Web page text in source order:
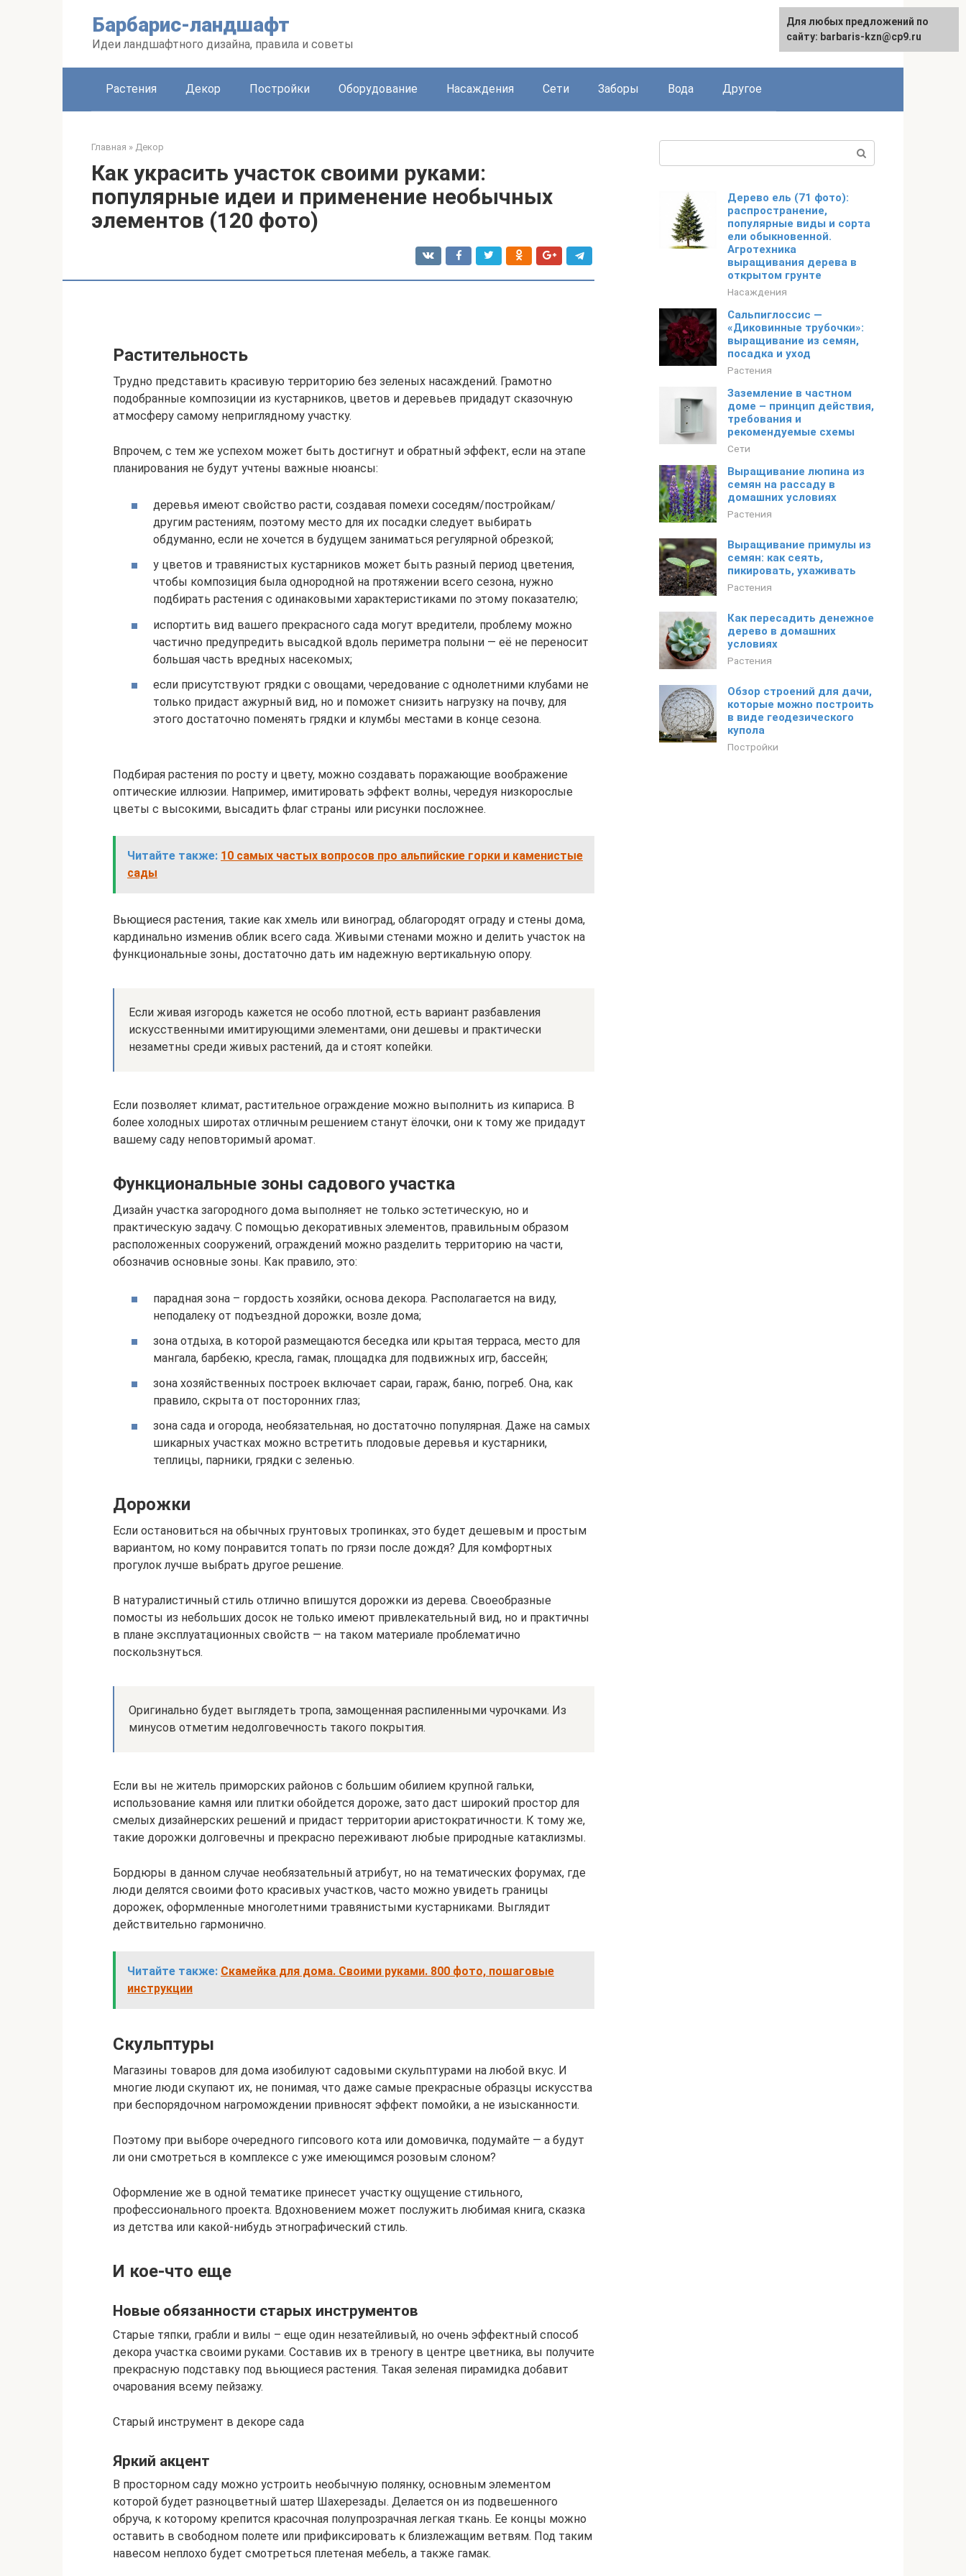
Барбарис-ландшафт
Идеи ландшафтного дизайна, правила и советы
Растения Декор Постройки Оборудование Насаждения Сети Заборы Вода Другое
Главная » Декор
Как украсить участок своими руками:
популярные идеи и применение необычных
элементов (120 фото)
Растительность
Трудно представить красивую территорию без зеленых насаждений. Грамотно
подобранные композиции из кустарников, цветов и деревьев придадут сказочную
атмосферу самому неприглядному участку.
Впрочем, с тем же успехом может быть достигнут и обратный эффект, если на этапе
планирования не будут учтены важные нюансы:
деревья имеют свойство расти, создавая помехи соседям/постройкам/
другим растениям, поэтому место для их посадки следует выбирать
обдуманно, если не хочется в будущем заниматься регулярной обрезкой;
у цветов и травянистых кустарников может быть разный период цветения,
чтобы композиция была однородной на протяжении всего сезона, нужно
подбирать растения с одинаковыми характеристиками по этому показателю;
испортить вид вашего прекрасного сада могут вредители, проблему можно
частично предупредить высадкой вдоль периметра полыни — её не переносит
большая часть вредных насекомых;
если присутствуют грядки с овощами, чередование с однолетними клубами не
только придаст ажурный вид, но и поможет снизить нагрузку на почву, для
этого достаточно поменять грядки и клумбы местами в конце сезона.
Подбирая растения по росту и цвету, можно создавать поражающие воображение
оптические иллюзии. Например, имитировать эффект волны, чередуя низкорослые
цветы с высокими, высадить флаг страны или рисунки посложнее.
Читайте также: 10 самых частых вопросов про альпийские горки и каменистые
сады
Вьющиеся растения, такие как хмель или виноград, облагородят ограду и стены дома,
кардинально изменив облик всего сада. Живыми стенами можно и делить участок на
функциональные зоны, достаточно дать им надежную вертикальную опору.
Если живая изгородь кажется не особо плотной, есть вариант разбавления
искусственными имитирующими элементами, они дешевы и практически
незаметны среди живых растений, да и стоят копейки.
Если позволяет климат, растительное ограждение можно выполнить из кипариса. В
более холодных широтах отличным решением станут ёлочки, они к тому же придадут
вашему саду неповторимый аромат.
Функциональные зоны садового участка
Дизайн участка загородного дома выполняет не только эстетическую, но и
практическую задачу. С помощью декоративных элементов, правильным образом
расположенных сооружений, ограждений можно разделить территорию на части,
обозначив основные зоны. Как правило, это:
парадная зона – гордость хозяйки, основа декора. Располагается на виду,
неподалеку от подъездной дорожки, возле дома;
зона отдыха, в которой размещаются беседка или крытая терраса, место для
мангала, барбекю, кресла, гамак, площадка для подвижных игр, бассейн;
зона хозяйственных построек включает сараи, гараж, баню, погреб. Она, как
правило, скрыта от посторонних глаз;
зона сада и огорода, необязательная, но достаточно популярная. Даже на самых
шикарных участках можно встретить плодовые деревья и кустарники,
теплицы, парники, грядки с зеленью.
Дорожки
Если остановиться на обычных грунтовых тропинках, это будет дешевым и простым
вариантом, но кому понравится топать по грязи после дождя? Для комфортных
прогулок лучше выбрать другое решение.
В натуралистичный стиль отлично впишутся дорожки из дерева. Своеобразные
помосты из небольших досок не только имеют привлекательный вид, но и практичны
в плане эксплуатационных свойств — на таком материале проблематично
поскользнуться.
Оригинально будет выглядеть тропа, замощенная распиленными чурочками. Из
минусов отметим недолговечность такого покрытия.
Если вы не житель приморских районов с большим обилием крупной гальки,
использование камня или плитки обойдется дороже, зато даст широкий простор для
смелых дизайнерских решений и придаст территории аристократичности. К тому же,
такие дорожки долговечны и прекрасно переживают любые природные катаклизмы.
Бордюры в данном случае необязательный атрибут, но на тематических форумах, где
люди делятся своими фото красивых участков, часто можно увидеть границы
дорожек, оформленные многолетними травянистыми кустарниками. Выглядит
действительно гармонично.
Читайте также: Скамейка для дома. Своими руками. 800 фото, пошаговые
инструкции
Скульптуры
Магазины товаров для дома изобилуют садовыми скульптурами на любой вкус. И
многие люди скупают их, не понимая, что даже самые прекрасные образцы искусства
при беспорядочном нагромождении привносят эффект помойки, а не изысканности.
Поэтому при выборе очередного гипсового кота или домовичка, подумайте — а будут
ли они смотреться в комплексе с уже имеющимся розовым слоном?
Оформление же в одной тематике принесет участку ощущение стильного,
профессионального проекта. Вдохновением может послужить любимая книга, сказка
из детства или какой-нибудь этнографический стиль.
И кое-что еще
Новые обязанности старых инструментов
Старые тяпки, грабли и вилы – еще один незатейливый, но очень эффектный способ
декора участка своими руками. Составив их в треногу в центре цветника, вы получите
прекрасную подставку под вьющиеся растения. Такая зеленая пирамидка добавит
очарования всему пейзажу.
Старый инструмент в декоре сада
Яркий акцент
В просторном саду можно устроить необычную полянку, основным элементом
которой будет разноцветный шатер Шахерезады. Делается он из подвешенного
обруча, к которому крепится красочная полупрозрачная легкая ткань. Ее концы можно
оставить в свободном полете или прификсировать к близлежащим ветвям. Под таким
навесом неплохо будет смотреться плетеная мебель, а также гамак.
Дерево ель (71 фото):
распространение,
популярные виды и сорта
ели обыкновенной.
Агротехника
выращивания дерева в
открытом грунте
Насаждения
Сальпиглоссис —
«Диковинные трубочки»:
выращивание из семян,
посадка и уход
Растения
Заземление в частном
доме – принцип действия,
требования и
рекомендуемые схемы
Сети
Выращивание люпина из
семян на рассаду в
домашних условиях
Растения
Выращивание примулы из
семян: как сеять,
пикировать, ухаживать
Растения
Как пересадить денежное
дерево в домашних
условиях
Растения
Обзор строений для дачи,
которые можно построить
в виде геодезического
купола
Постройки
Для любых предложений по
сайту: barbaris-kzn@cp9.ru